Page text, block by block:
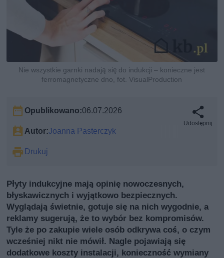
Nie wszystkie garnki nadają się do indukcji – konieczne jest
ferromagnetyczne dno, fot. VisualProduction
Opublikowano:06.07.2026
Autor:Joanna Pasterczyk
Drukuj
Udostępnij
Płyty indukcyjne mają opinię nowoczesnych,
błyskawicznych i wyjątkowo bezpiecznych.
Wyglądają świetnie, gotuje się na nich wygodnie, a
reklamy sugerują, że to wybór bez kompromisów.
Tyle że po zakupie wiele osób odkrywa coś, o czym
wcześniej nikt nie mówił. Nagle pojawiają się
dodatkowe koszty instalacji, konieczność wymiany